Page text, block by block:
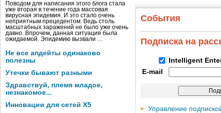
Поводом для написания этого блога стала
уже вторая в течение года массовая
вирусная эпидемия. И это стало очень
неприятным прецедентом. Ведь столь
масштабных заражений не было уже очень
давно. Впрочем, данная ситуация была
ожидаемой. Эпидемию вызвали …
Не все апдейты одинаково
полезны
Утечки бывают разными
Здравствуй, племя младое,
незнакомое...
Инновации для сетей X5
События
Подписка на
Intelligent
E-mail
Управление